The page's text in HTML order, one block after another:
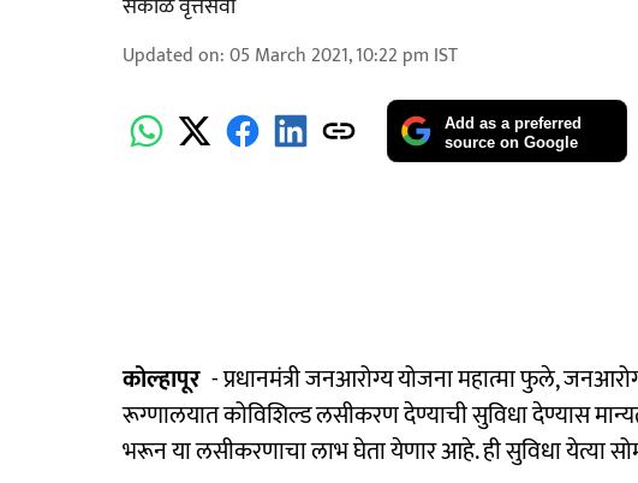
सकाळ वृत्तसेवा
Updated on:05 March 2021, 10:22 pm IST
Add as a preferred
source on Google
कोल्हापूर - प्रधानमंत्री जनआरोग्य योजना महात्मा फुले,
रूग्णालयात कोविशिल्ड लसीकरण देण्याची सुविधा देण्यास
भरून या लसीकरणाचा लाभ घेता येणार आहे. ही सुविधा येत्या